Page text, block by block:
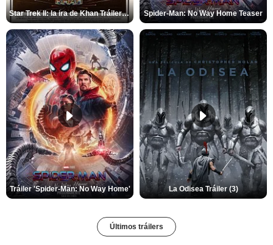
Star Trek II: la ira de Khan Tráiler VO Spider-Man: No Way Home Teaser
Tráiler 'Spider-Man: No Way Home' La Odisea Tráiler (3)
Últimos tráilers